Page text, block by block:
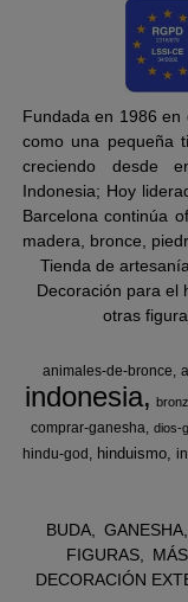
Fundada en 1986 en
como una pequeña
creciendo desde
Indonesia; Hoy
Barcelona continúa
madera, bronce,
Tienda de
Decoración para el
otras
animales-de-bronce
indonesia
comprar-ganesha dios-
hindu-god
hinduismo
BUDA GANESHA
FIGURAS
DECORACIÓN